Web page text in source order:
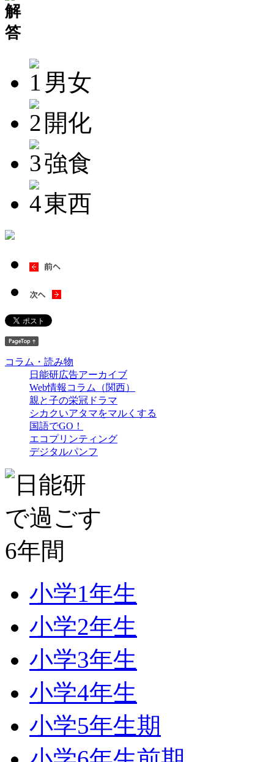
男女
開化
強食
東西
コラム・読み物
日能研広告アーカイブ
Web情報コラム（関西）
親と子の栄冠ドラマ
シカクいアタマをマルくする
国語でGO！
エコプリンティング
デジタルパンフ
小学1年生
小学2年生
小学3年生
小学4年生
小学5年生期